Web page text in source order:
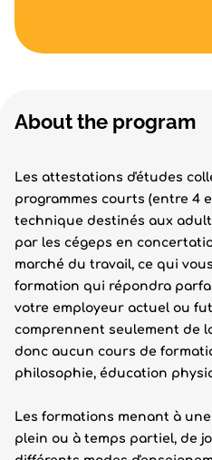
About the program
Les attestations d'études
programmes courts (entre 4
technique destinés aux
par les cégeps en
marché du travail, ce qui
formation qui répondra
votre employeur actuel ou
comprennent seulement de
donc aucun cours de
philosophie, éducation
Les formations menant à
plein ou à temps partiel, de